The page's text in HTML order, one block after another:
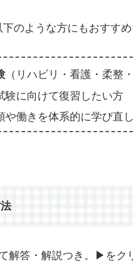
のような方にもおすすめ
（リハビリ・看護・柔整
験に向けて復習したい方
や働きを体系的に学び直
解答・解説つき。▶︎をク